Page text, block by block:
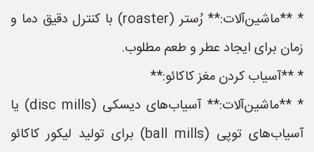
* **ماشین‌آلات:** رُستر (roaster) با کنترل دقیق دما و
زمان برای ایجاد عطر و طعم مطلوب.
* **آسیاب کردن مغز کاکائو:**
* **ماشین‌آلات:** آسیاب‌های دیسکی (disc mills) یا
آسیاب‌های توپی (ball mills) برای تولید لیکور کاکائو